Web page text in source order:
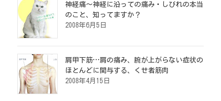
神経痛～神経に沿っての痛み・しびれの本当
のこと、知ってますか？
2008年6月5日
肩甲下筋…肩の痛み、腕が上がらない症状の
ほとんどに関与する、くせ者筋肉
2008年4月15日